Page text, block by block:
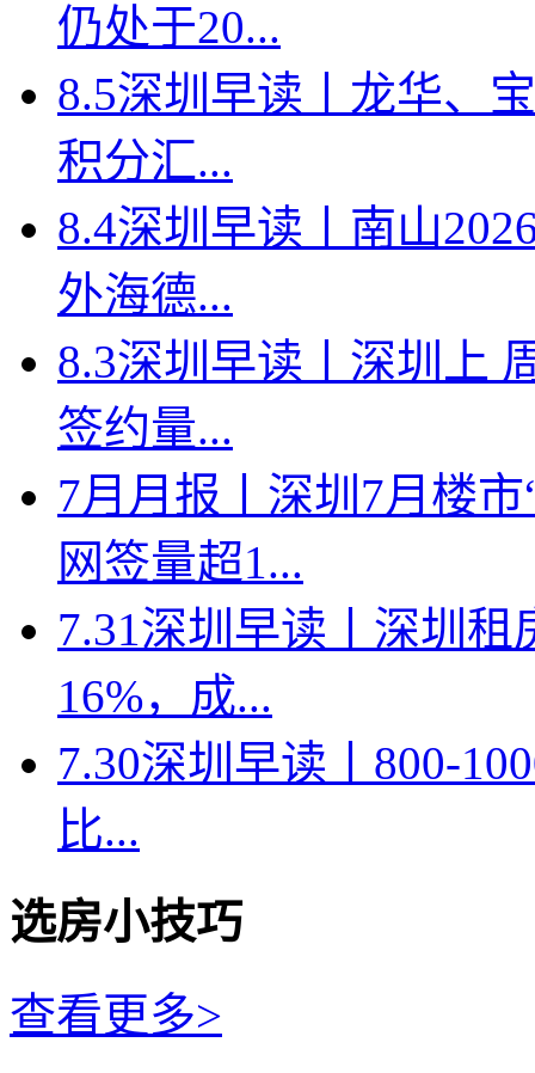
仍处于20...
8.5深圳早读丨龙华、
积分汇...
8.4深圳早读丨南山
外海德...
8.3深圳早读丨深圳上
签约量...
7月月报丨深圳7月楼
网签量超1...
7.31深圳早读丨深圳
16%，成...
7.30深圳早读丨800-
比...
选房小技巧
查看更多>